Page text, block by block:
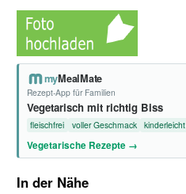
myMealMate
Rezept-App für Familien
Vegetarisch mit richtig Biss
fleischfrei voller Geschmack kinderleicht
Vegetarische Rezepte →
In der Nähe